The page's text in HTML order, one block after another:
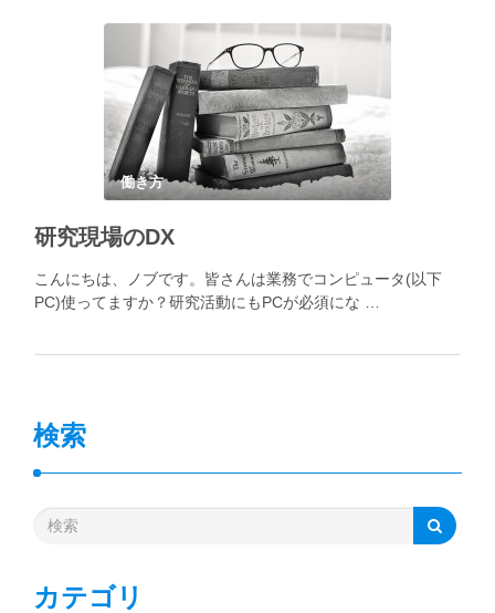
働き方
研究現場のDX
こんにちは、ノブです。皆さんは業務でコンピュータ(以下
PC)使ってますか？研究活動にもPCが必須にな …
検索
カテゴリ